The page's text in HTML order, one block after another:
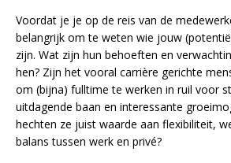
Voordat je je op de reis van de
belangrijk om te weten wie jouw
zijn. Wat zijn hun behoeften en
hen? Zijn het vooral carrière gerichte
om (bijna) fulltime te werken in ruil voor
uitdagende baan en interessante
hechten ze juist waarde aan flexibiliteit,
balans tussen werk en privé?